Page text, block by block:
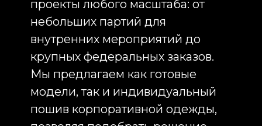
Не менее важную роль одежда
играет и во внешних
коммуникациях. Одежда для
мероприятий, выставок и
конференций позволяет
создавать профессиональный и